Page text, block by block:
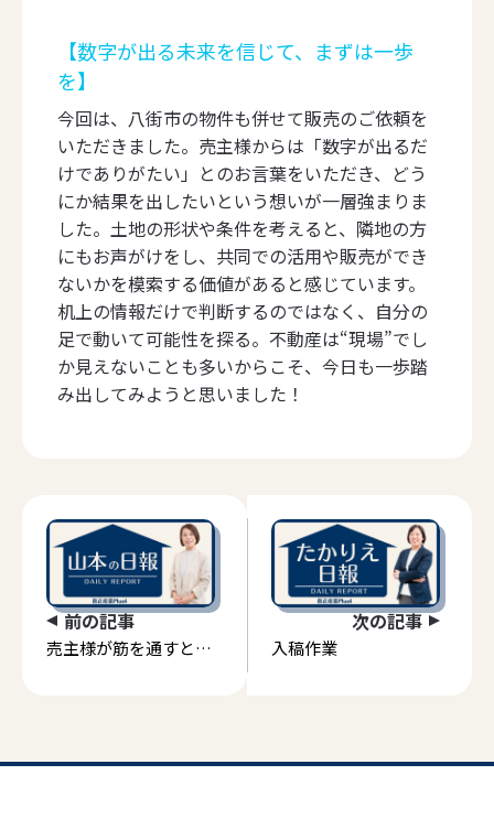
【数字が出る未来を信じて、まずは一歩
を】
今回は、八街市の物件も併せて販売のご依頼を
いただきました。売主様からは「数字が出るだ
けでありがたい」とのお言葉をいただき、どう
にか結果を出したいという想いが一層強まりま
した。土地の形状や条件を考えると、隣地の方
にもお声がけをし、共同での活用や販売ができ
ないかを模索する価値があると感じています。
机上の情報だけで判断するのではなく、自分の
足で動いて可能性を探る。不動産は“現場”でし
か見えないことも多いからこそ、今日も一歩踏
み出してみようと思いました！
前の記事
売主様が筋を通すと言
次の記事
入稿作業